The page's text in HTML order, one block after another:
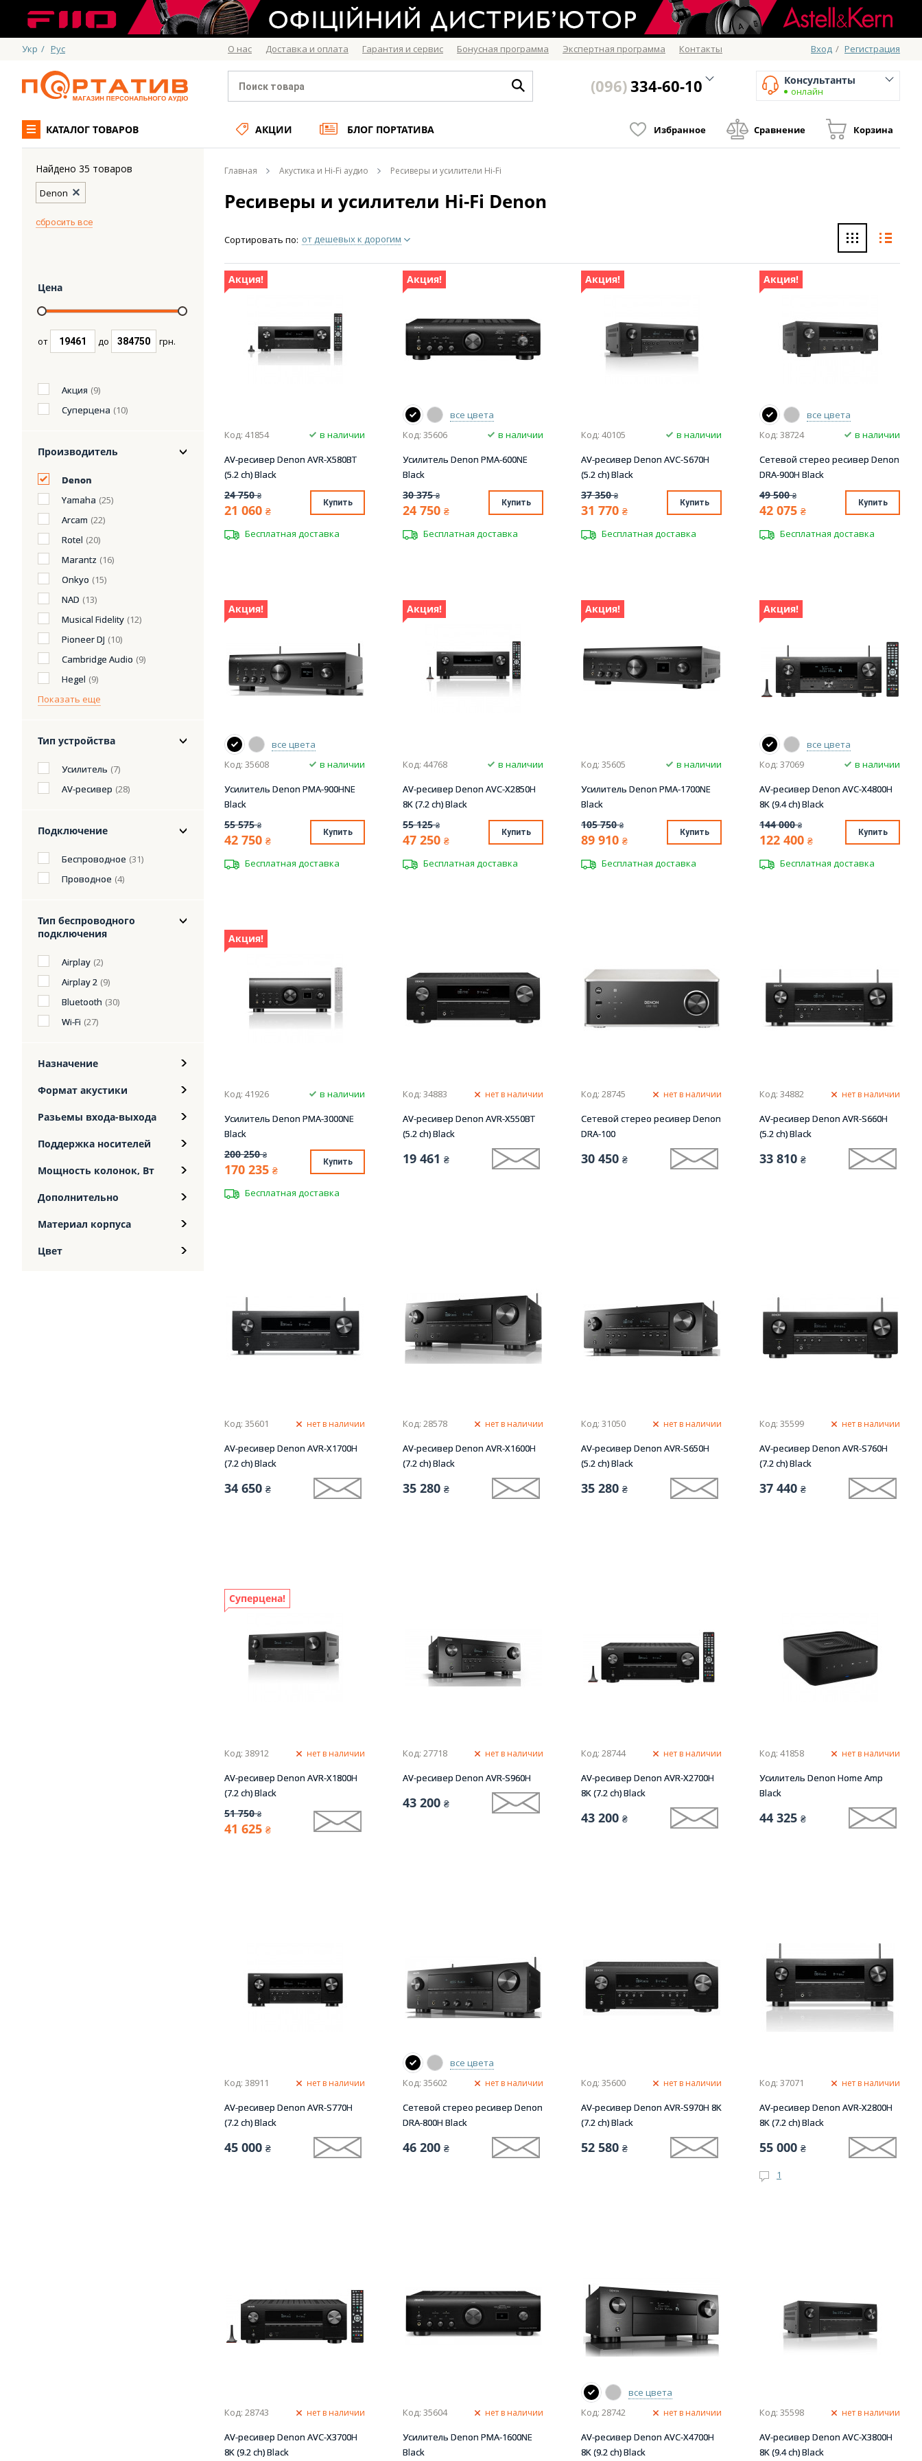
Укр / Рус О нас Доставка и оплата Гарантия и сервис Бонусная программа Экспертная программа Контакты Вход / Регистрация
(096)334-60-10 Консультанты
онлайн
КАТАЛОГ ТОВАРОВ АКЦИИ БЛОГ ПОРТАТИВА Избранное Сравнение Корзина
Цена
от до грн.
Акция (9)
Суперцена (10)
Производитель
Denon
Yamaha (25)
Arcam (22)
Rotel (20)
Marantz (16)
Onkyo (15)
NAD (13)
Musical Fidelity (12)
Pioneer DJ (10)
Cambridge Audio (9)
Hegel (9)
Показать еще
Тип устройства
Усилитель (7)
AV-ресивер (28)
Подключение
Беспроводное (31)
Проводное (4)
Тип беспроводного
подключения
Airplay (2)
Airplay 2 (9)
Bluetooth (30)
Wi-Fi (27)
Назначение
Формат акустики
Разьемы входа-выхода
Поддержка носителей
Мощность колонок, Вт
Дополнительно
Материал корпуса
Цвет
Найдено 35 товаров
Denon
cбросить все
Главная Акустика и Hi-Fi аудио Ресиверы и усилители Hi-Fi
Ресиверы и усилители Hi-Fi Denon
Сортировать по: от дешевых к дорогим
Акция!
Код: 41854
в наличии
AV-ресивер Denon AVR-X580BT
(5.2 сh) Black
24 750 ₴
21 060 ₴
Купить
Бесплатная доставка
Акция!
все цвета
Код: 35606
в наличии
Усилитель Denon PMA-600NE
Black
30 375 ₴
24 750 ₴
Купить
Бесплатная доставка
Акция!
Код: 40105
в наличии
AV-ресивер Denon AVC-S670H
(5.2 сh) Black
37 350 ₴
31 770 ₴
Купить
Бесплатная доставка
Акция!
все цвета
Код: 38724
в наличии
Сетевой стерео ресивер Denon
DRA-900H Black
49 500 ₴
42 075 ₴
Купить
Бесплатная доставка
Акция!
все цвета
Код: 35608
в наличии
Усилитель Denon PMA-900HNE
Black
55 575 ₴
42 750 ₴
Купить
Бесплатная доставка
Акция!
Код: 44768
в наличии
AV-ресивер Denon AVC-X2850H
8K (7.2 ch) Black
55 125 ₴
47 250 ₴
Купить
Бесплатная доставка
Акция!
Код: 35605
в наличии
Усилитель Denon PMA-1700NE
Black
105 750 ₴
89 910 ₴
Купить
Бесплатная доставка
Акция!
все цвета
Код: 37069
в наличии
AV-ресивер Denon AVC-X4800H
8K (9.4 ch) Black
144 000 ₴
122 400 ₴
Купить
Бесплатная доставка
Акция!
Код: 41926
в наличии
Усилитель Denon PMA-3000NE
Black
200 250 ₴
170 235 ₴
Купить
Бесплатная доставка
Код: 34883 нет в наличии
AV-ресивер Denon AVR-X550BT
(5.2 сh) Black
19 461 ₴
Код: 28745 нет в наличии
Сетевой стерео ресивер Denon
DRA-100
30 450 ₴
Код: 34882 нет в наличии
AV-ресивер Denon AVR-S660H
(5.2 сh) Black
33 810 ₴
Код: 35601 нет в наличии
AV-ресивер Denon AVR-X1700H
(7.2 сh) Black
34 650 ₴
Код: 28578 нет в наличии
AV-ресивер Denon AVR-X1600H
(7.2 сh) Black
35 280 ₴
Код: 31050 нет в наличии
AV-ресивер Denon AVR-S650H
(5.2 сh) Black
35 280 ₴
Код: 35599 нет в наличии
AV-ресивер Denon AVR-S760H
(7.2 сh) Black
37 440 ₴
Суперцена!
Код: 38912 нет в наличии
AV-ресивер Denon AVR-X1800H
(7.2 сh) Black
51 750 ₴
41 625 ₴
Код: 27718 нет в наличии
AV-ресивер Denon AVR-S960H
43 200 ₴
Код: 28744 нет в наличии
AV-ресивер Denon AVR-X2700H
8K (7.2 ch) Black
43 200 ₴
Код: 41858 нет в наличии
Усилитель Denon Home Amp
Black
44 325 ₴
Код: 38911 нет в наличии
AV-ресивер Denon AVR-S770H
(7.2 сh) Black
45 000 ₴
все цвета
Код: 35602
нет в наличии
Сетевой стерео ресивер Denon
DRA-800H Black
46 200 ₴
Код: 35600 нет в наличии
AV-ресивер Denon AVR-S970H 8K
(7.2 сh) Black
52 580 ₴
Код: 37071 нет в наличии
AV-ресивер Denon AVR-X2800H
8K (7.2 ch) Black
55 000 ₴
1
Код: 28743 нет в наличии
AV-ресивер Denon AVC-X3700H
8K (9.2 ch) Black
Код: 35604 нет в наличии
Усилитель Denon PMA-1600NE
Black
все цвета
Код: 28742
нет в наличии
AV-ресивер Denon AVC-X4700H
8K (9.2 ch) Black
Код: 35598 нет в наличии
AV-ресивер Denon AVC-X3800H
8K (9.4 ch) Black